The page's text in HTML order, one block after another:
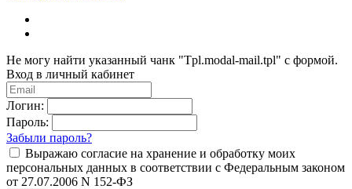
Не могу найти указанный чанк "Tpl.modal-mail.tpl" с формой.
Вход в личный кабинет
Логин:
Пароль:
Забыли пароль?
Выражаю согласие на хранение и обработку моих
персональных данных в соответствии с Федеральным законом
от 27.07.2006 N 152-ФЗ